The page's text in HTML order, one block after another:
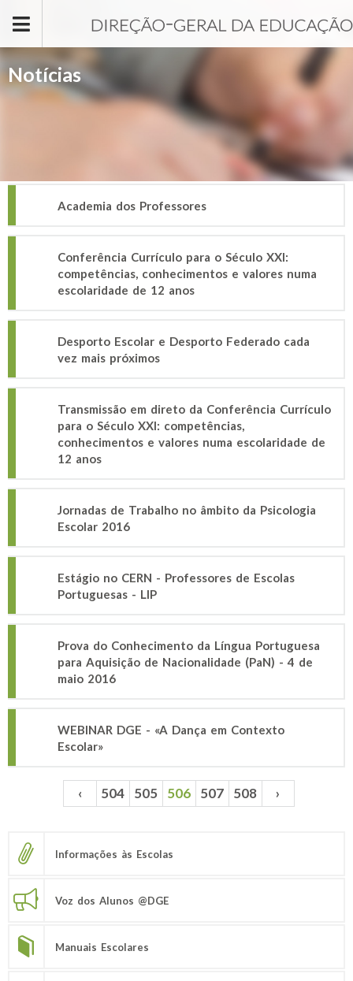
Notícias
Academia dos Professores
Conferência Currículo para o Século XXI:
competências, conhecimentos e valores numa
escolaridade de 12 anos
Desporto Escolar e Desporto Federado cada
vez mais próximos
Transmissão em direto da Conferência Currículo
para o Século XXI: competências,
conhecimentos e valores numa escolaridade de
12 anos
Jornadas de Trabalho no âmbito da Psicologia
Escolar 2016
Estágio no CERN - Professores de Escolas
Portuguesas - LIP
Prova do Conhecimento da Língua Portuguesa
para Aquisição de Nacionalidade (PaN) - 4 de
maio 2016
WEBINAR DGE - «A Dança em Contexto
Escolar»
Páginas ‹ 504 505 506 507 508 ›
Informações às Escolas
Voz dos Alunos @DGE
Manuais Escolares